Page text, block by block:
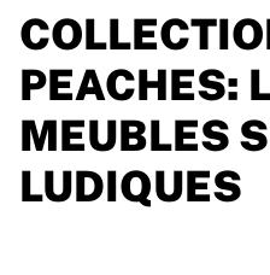
PEACHES:
MEUBLES
LUDIQUES